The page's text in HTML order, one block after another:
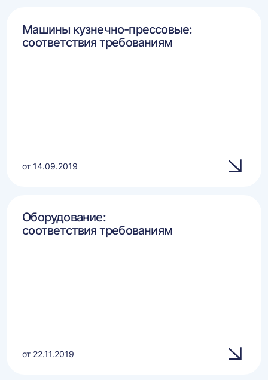
Машины кузнечно-прессовые:
соответствия требованиям
от 14.09.2019
Оборудование:
соответствия требованиям
от 22.11.2019